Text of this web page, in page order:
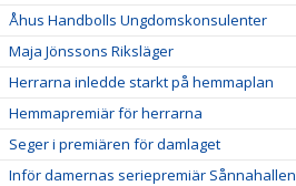
Åhus Handbolls Ungdomskonsulenter
Maja Jönssons Riksläger
Herrarna inledde starkt på hemmaplan
Hemmapremiär för herrarna
Seger i premiären för damlaget
Inför damernas seriepremiär Sånnahallen